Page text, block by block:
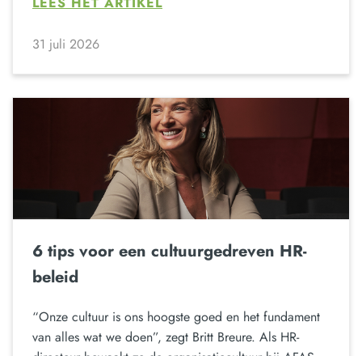
31 juli 2026
6 tips voor een cultuurgedreven HR-
beleid
“Onze cultuur is ons hoogste goed en het fundament
van alles wat we doen”, zegt Britt Breure. Als HR-